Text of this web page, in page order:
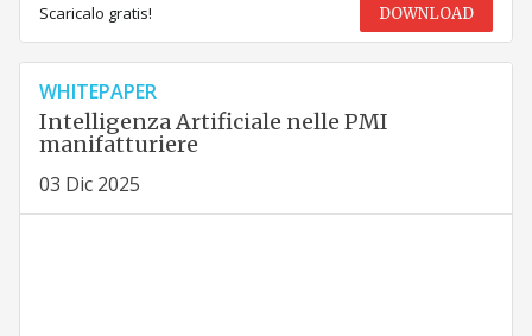
Scaricalo gratis! DOWNLOAD
WHITEPAPER
Intelligenza Artificiale nelle PMI
manifatturiere
03 Dic 2025